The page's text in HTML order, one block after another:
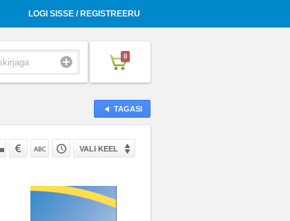
LOGI SISSE / REGISTREERU
0
TAGASI
VALI KEEL